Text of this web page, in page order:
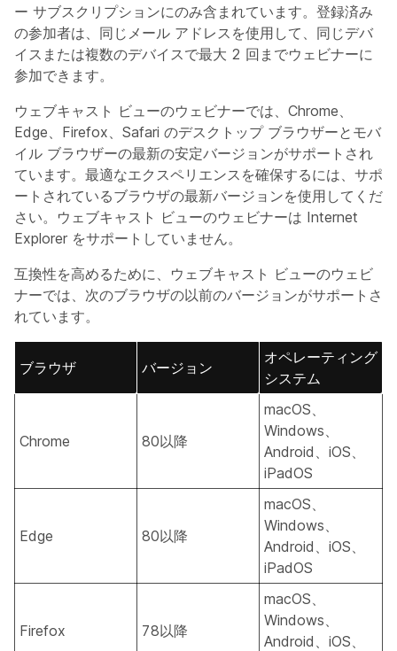
ー サブスクリプションにのみ含まれています。登録済み
の参加者は、同じメール アドレスを使用して、同じデバ
イスまたは複数のデバイスで最大 2 回までウェビナーに
参加できます。
ウェブキャスト ビューのウェビナーでは、Chrome、
Edge、Firefox、Safari のデスクトップ ブラウザーとモバ
イル ブラウザーの最新の安定バージョンがサポートされ
ています。最適なエクスペリエンスを確保するには、サポ
ートされているブラウザの最新バージョンを使用してくだ
さい。ウェブキャスト ビューのウェビナーは Internet
Explorer をサポートしていません。
互換性を高めるために、ウェブキャスト ビューのウェビ
ナーでは、次のブラウザの以前のバージョンがサポートさ
れています。
ブラウザ バージョン
オペレーティング
システム
Chrome 80以降
macOS、
Windows、
Android、iOS、
iPadOS
Edge 80以降
macOS、
Windows、
Android、iOS、
iPadOS
Firefox 78以降
macOS、
Windows、
Android、iOS、